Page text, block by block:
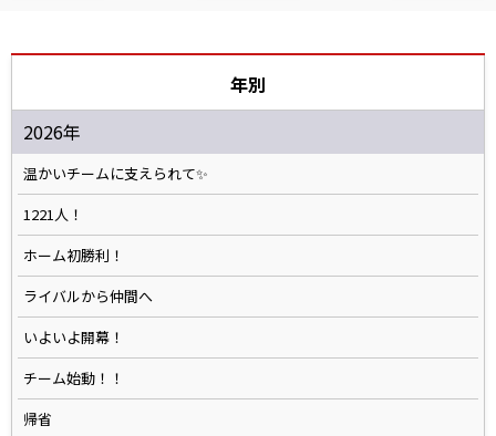
年別
2026年
温かいチームに支えられて✨️
1221人！
ホーム初勝利！
ライバルから仲間へ
いよいよ開幕！
チーム始動！！
帰省